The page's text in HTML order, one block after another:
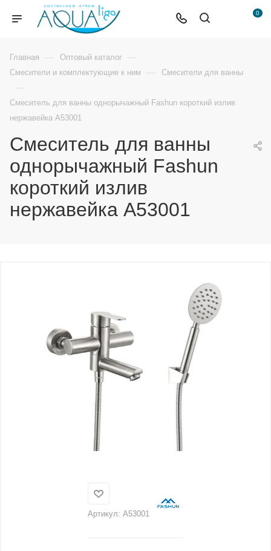
0
Главная — Оптовый каталог —
Смесители и комплектующие к ним — Смесители для ванны
—
Смеситель для ванны однорычажный Fashun короткий излив
нержавейка A53001
Смеситель для ванны
однорычажный Fashun
короткий излив
нержавейка A53001
Артикул: A53001